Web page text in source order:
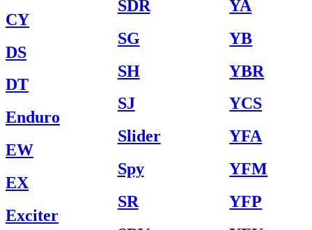
CY
DS
DT
Enduro
EW
EX
Exciter
SDR
SG
SH
SJ
Slider
Spy
SR
YA
YB
YBR
YCS
YFA
YFM
YFP